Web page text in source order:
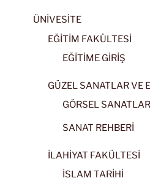
ÜNİVESİTE
EĞİTİM FAKÜLTESİ
EĞİTİME GİRİŞ
GÜZEL SANATLAR VE
GÖRSEL SANATLAR
SANAT REHBERİ
İLAHİYAT FAKÜLTESİ
İSLAM TARİHİ